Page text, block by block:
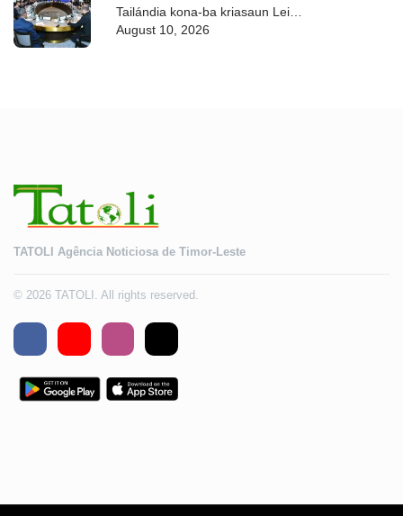
Tailándia kona-ba kriasaun Lei
Siberkrime
August 10, 2026
TATOLI Agência Noticiosa de Timor-Leste
© 2026 TATOLI. All rights reserved.